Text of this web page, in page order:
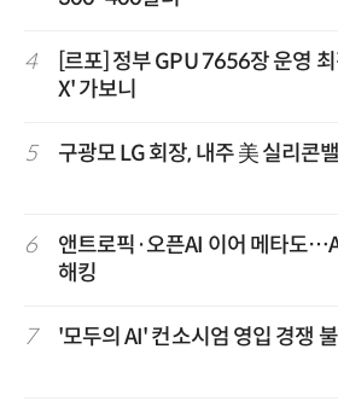
4
[르포] 정부 GPU 7656장 운영
X' 가보니
5 구광모 LG 회장, 내주 美 실리콘
6
앤트로픽·오픈AI 이어 메타도
해킹
7 '모두의 AI' 컨소시엄 영입 경쟁